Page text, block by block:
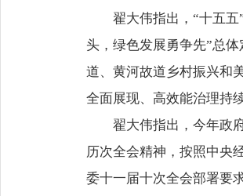
翟大伟指出，“十五
头，绿色发展勇争先”总
道、黄河故道乡村振兴和
全面展现、高效能治理持
翟大伟指出，今年政
历次全会精神，按照中央
委十一届十次全会部署要